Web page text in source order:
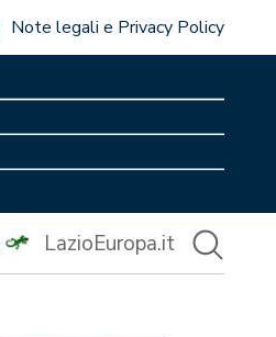
Note legali e Privacy Policy
LazioEuropa.it